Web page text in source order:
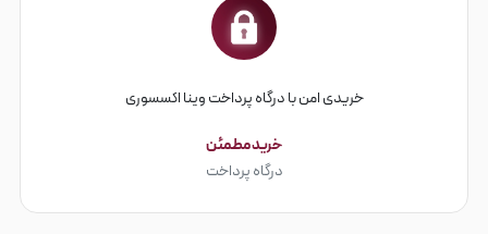
خریدی امن با درگاه پرداخت وینا اکسسوری
خرید مطمئن
درگاه پرداخت